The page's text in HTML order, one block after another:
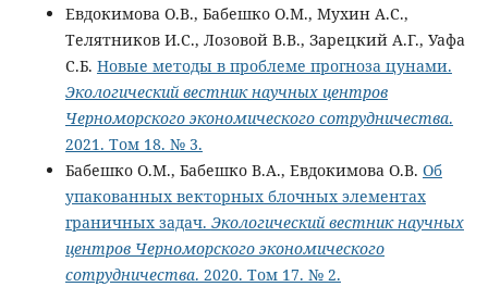
Евдокимова О.В., Бабешко О.М., Мухин А.С.,
Телятников И.С., Лозовой В.В., Зарецкий А.Г., Уафа
С.Б. Новые методы в проблеме прогноза цунами.
Экологический вестник научных центров
Черноморского экономического сотрудничества.
2021. Том 18. № 3.
Бабешко О.М., Бабешко В.А., Евдокимова О.В. Об
упакованных векторных блочных элементах
граничных задач. Экологический вестник научных
центров Черноморского экономического
сотрудничества. 2020. Том 17. № 2.